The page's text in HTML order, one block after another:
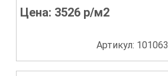
Цена: 3526 р/м2
Артикул: 101063